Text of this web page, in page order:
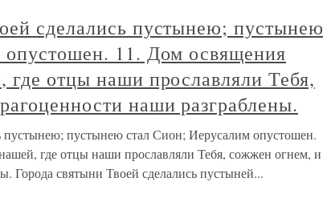
сделались пустынею; пустынею
11. Дом освящения
отцы наши прославляли Тебя,
наши разграблены.
пустынею; пустынею стал Сион; Иерусалим опустошен.
где отцы наши прославляли Тебя, сожжен огнем, и
Города святыни Твоей сделались пустыней...